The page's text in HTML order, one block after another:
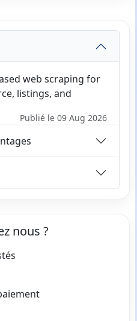
web scraping for
listings, and
Publié le 09 Aug 2026
nous ?